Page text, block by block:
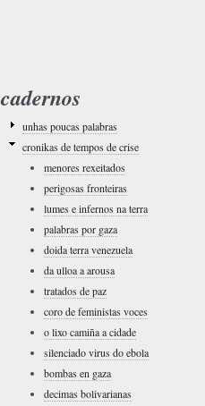
cadernos
unhas poucas palabras
cronikas de tempos de crise
menores rexeitados
perigosas fronteiras
lumes e infernos na terra
palabras por gaza
doida terra venezuela
da ulloa a arousa
tratados de paz
coro de feministas voces
o lixo camiña a cidade
silenciado virus do ebola
bombas en gaza
decimas bolivarianas